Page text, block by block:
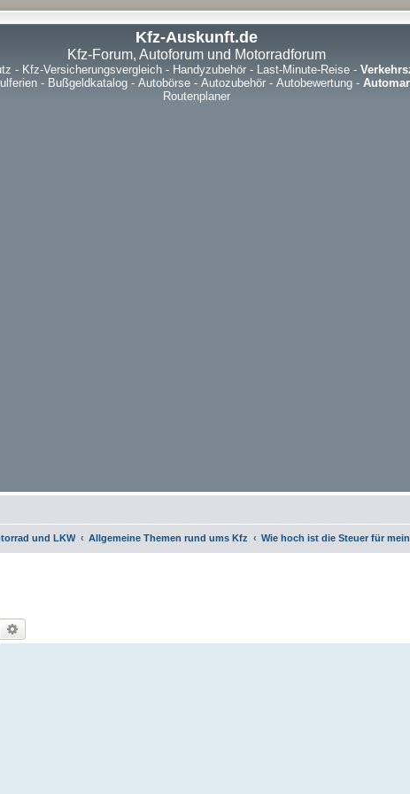
Kfz-Auskunft.de
Kfz-Forum, Autoforum und Motorradforum
- Kfz-Versicherungsvergleich- Handyzubehör- Last-Minute-Reise-
- Bußgeldkatalog - Autobörse - Autozubehör - Autobewertung -
Routenplaner
und LKW Allgemeine Themen rund ums Kfz Wie hoch ist die Steuer für
Suche